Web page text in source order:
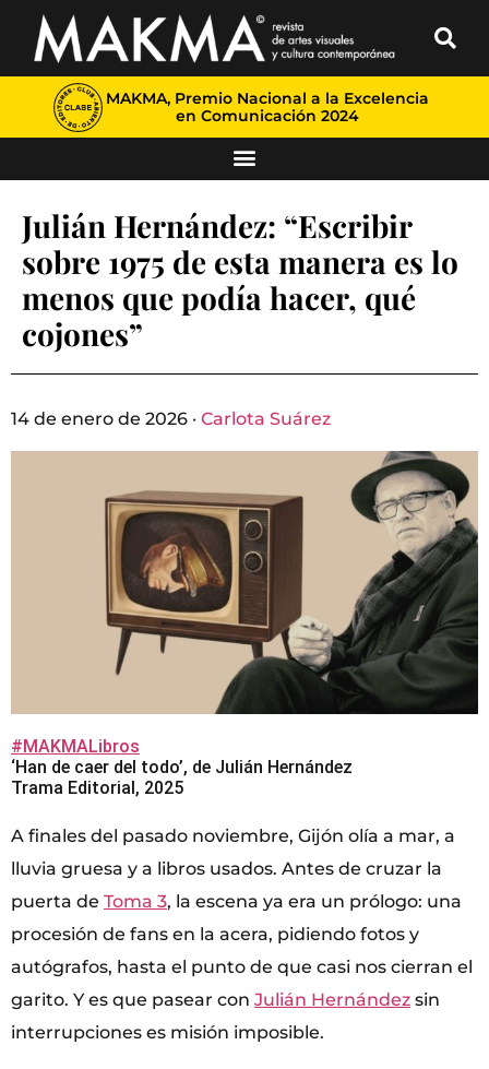
MAKMA, Premio Nacional a la Excelencia
en Comunicación 2024
Julián Hernández: “Escribir
sobre 1975 de esta manera es lo
menos que podía hacer, qué
cojones”
14 de enero de 2026 · Carlota Suárez
#MAKMALibros
‘Han de caer del todo’, de Julián Hernández
Trama Editorial, 2025
A finales del pasado noviembre, Gijón olía a mar, a
lluvia gruesa y a libros usados. Antes de cruzar la
puerta de Toma 3, la escena ya era un prólogo: una
procesión de fans en la acera, pidiendo fotos y
autógrafos, hasta el punto de que casi nos cierran el
garito. Y es que pasear con Julián Hernández sin
interrupciones es misión imposible.